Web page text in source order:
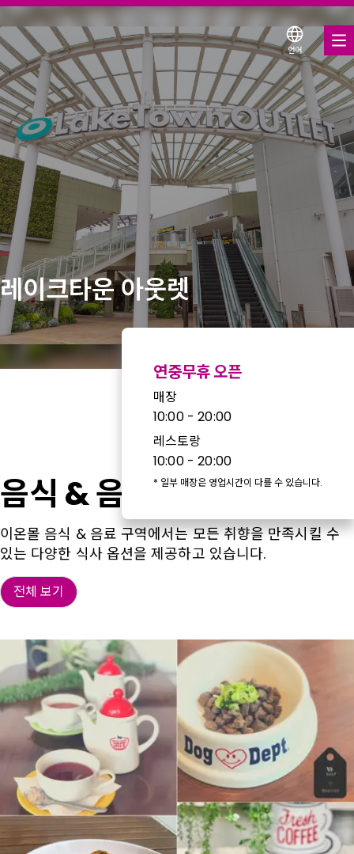
언어
음식 & 음료
매장 & 엔터테인먼트
다양한 매장에서 이용 가능한 쿠폰
할인 쿠폰
서비스 안내
층별 안내도
이온몰 소개
레이크타운 아웃렛
연중무휴 오픈
매장
10:00 - 20:00
레스토랑
10:00 - 20:00
* 일부 매장은 영업시간이 다를 수 있습니다.
음식 & 음료
이온몰 음식 & 음료 구역에서는 모든 취향을 만족시킬 수
있는 다양한 식사 옵션을 제공하고 있습니다.
전체 보기